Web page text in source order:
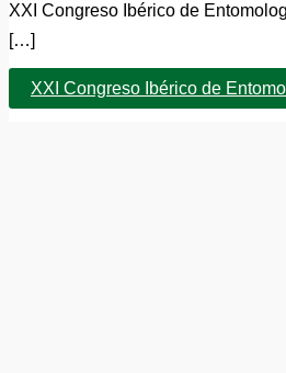
XXI Congreso Ibérico de
[…]
XXI Congreso Ibérico de